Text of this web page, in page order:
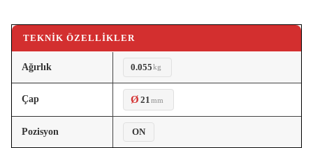
TEKNIK ÖZELLIKLER
Ağırlık 0.055kg
Çap Ø 21 mm
Pozisyon ON